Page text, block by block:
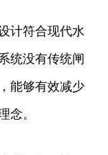
计符合现代水
统没有传统闸
能够有效减少
念。